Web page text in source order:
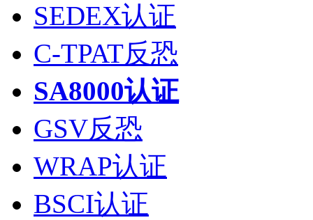
SEDEX认证
C-TPAT反恐
SA8000认证
GSV反恐
WRAP认证
BSCI认证